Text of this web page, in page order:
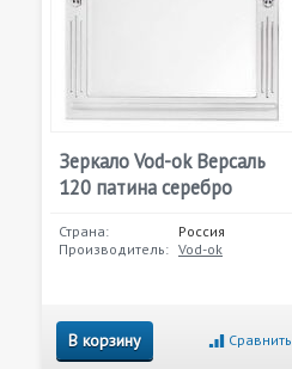
Зеркало Vod-ok Версаль
120 патина серебро
Страна:
Россия
Производитель: Vod-ok
В корзину Сравнить